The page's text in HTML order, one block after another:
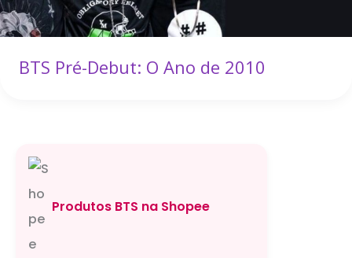
BTS Pré-Debut: O Ano de 2010
Produtos BTS na Shopee